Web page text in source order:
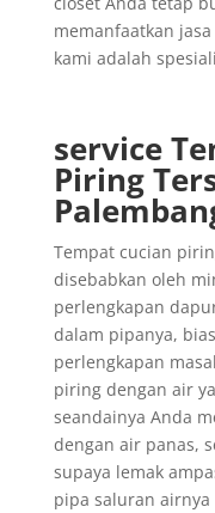
memanfaatkan
kami adalah
service
Piring
Tempat cucian
disebabkan oleh
perlengkapan
dalam pipanya,
perlengkapan
piring dengan air
seandainya Anda
dengan air panas,
supaya lemak
pipa saluran